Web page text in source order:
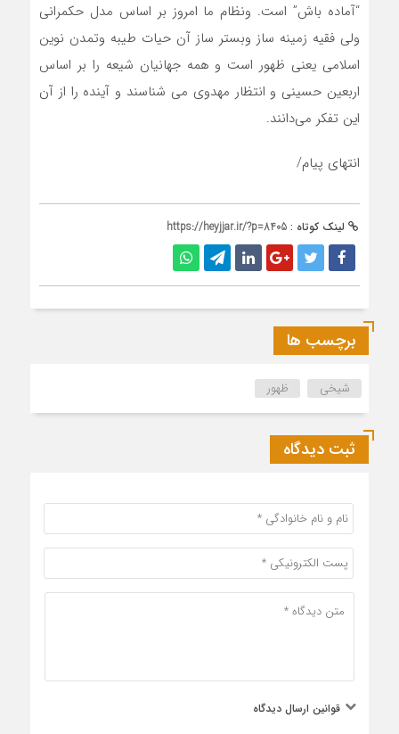
“آماده باش” است. ونظام ما امروز بر اساس مدل حکمرانی
ولی فقیه زمینه ساز وبستر ساز آن حیات طیبه وتمدن نوین
اسلامی یعنی ظهور است و همه جهانیان شیعه را بر اساس
اربعین حسینی و انتظار مهدوی می شناسند و آینده را از آن
این تفکر می‌دانند.
انتهای پیام/
لینک کوتاه : https://heyjjar.ir/?p=8405
برچسب ها
شیخی ظهور
ثبت دیدگاه
قوانین ارسال دیدگاه